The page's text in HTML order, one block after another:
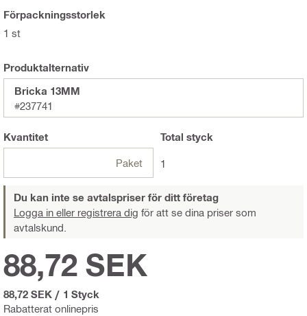
Förpackningsstorlek
1 st
Produktalternativ
Bricka 13MM
#237741
Kvantitet
Paket
Total styck
1
Du kan inte se avtalspriser för ditt företag
Logga in eller registrera dig för att se dina priser som
avtalskund.
Rabatterat onlinepris
88,72 SEK
88,72 SEK / 1 Styck